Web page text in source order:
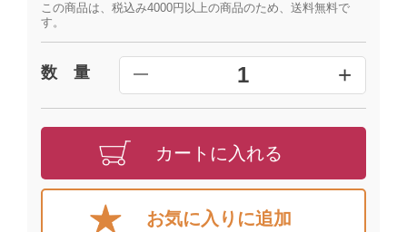
この商品は、税込み4000円以上の商品のため、送料無料で
す。
数 量 ━ 1 +
カートに入れる
お気に入りに追加